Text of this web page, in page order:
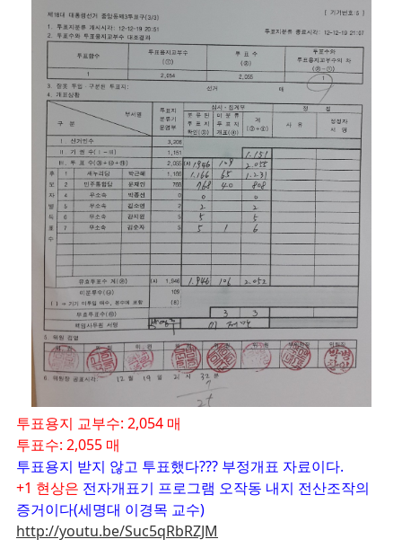
투표용지 교부수: 2,054 매
투표수: 2,055 매
투표용지 받지 않고 투표했다??? 부정개표 자료이다.
+1 현상은 전자개표기 프로그램 오작동 내지 전산조작의
증거이다(세명대 이경목 교수)
http://youtu.be/Suc5qRbRZJM